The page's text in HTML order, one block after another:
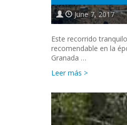
June 7, 2017
Este recorrido
recomendable en la
Granada …
Leer más >